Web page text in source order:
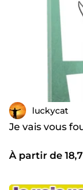
luckycat
Je vais vous
À partir de